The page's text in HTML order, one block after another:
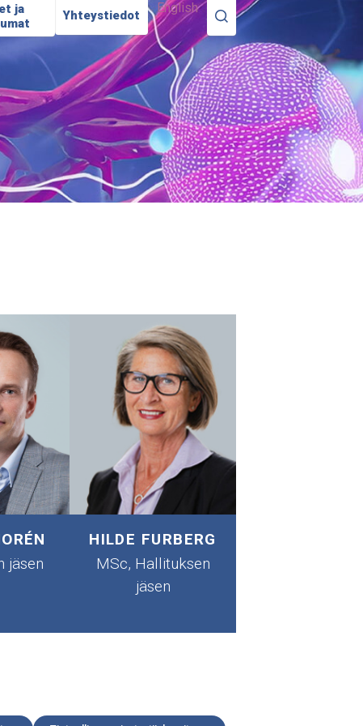
ja
Yhteystiedot
English
jäsen
HILDE FURBERG
MSc, Hallituksen
jäsen